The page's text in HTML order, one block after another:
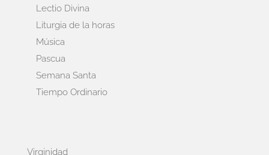
Lectio Divina
Liturgia de la horas
Música
Pascua
Semana Santa
Tiempo Ordinario
Virginidad